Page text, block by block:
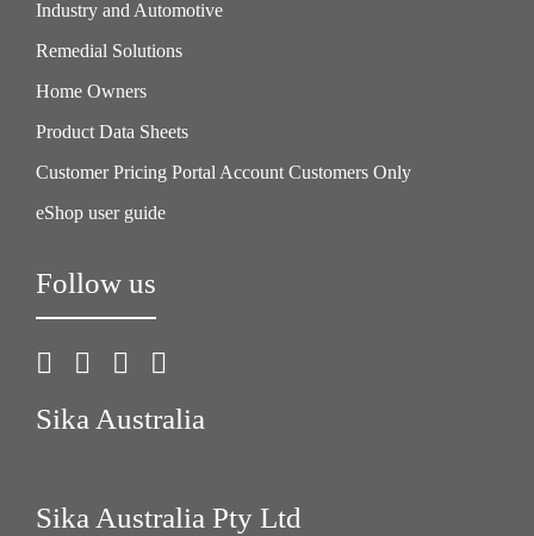
Industry and Automotive
Remedial Solutions
Home Owners
Product Data Sheets
Customer Pricing Portal Account Customers Only
eShop user guide
Follow us
Sika Australia
Sika Australia Pty Ltd